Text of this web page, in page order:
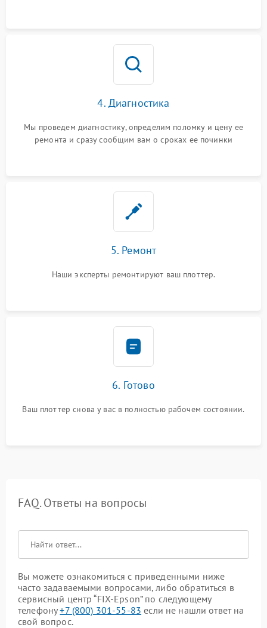
4. Диагностика
Мы проведем диагностику, определим поломку и цену ее
ремонта и сразу сообщим вам о сроках ее починки
5. Ремонт
Наши эксперты ремонтируют ваш плоттер.
6. Готово
Ваш плоттер снова у вас в полностью рабочем состоянии.
FAQ. Ответы на вопросы
Вы можете ознакомиться с приведенными ниже
часто задаваемыми вопросами, либо обратиться в
сервисный центр “FIX-Epson” по следующему
телефону+7 (800) 301-55-83 если не нашли ответ на
свой вопрос.